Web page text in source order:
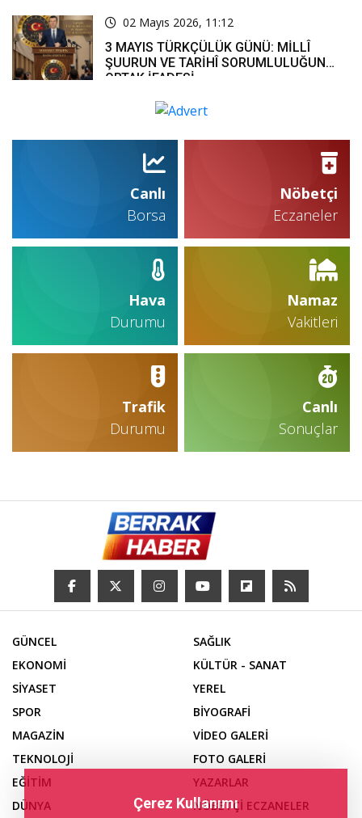
02 Mayıs 2026, 11:12
3 MAYIS TÜRKÇÜLÜK GÜNÜ: MİLLÎ
ŞUURUN VE TARİHÎ SORUMLULUĞUN
ORTAK İFADESİ
Canlı
Borsa
Nöbetçi
Eczaneler
Hava
Durumu
Namaz
Vakitleri
Trafik
Durumu
Canlı
Sonuçlar
GÜNCEL
EKONOMİ
SİYASET
SPOR
MAGAZİN
TEKNOLOJİ
EĞİTİM
DÜNYA
SAĞLIK
KÜLTÜR - SANAT
YEREL
BİYOGRAFİ
VİDEO GALERİ
FOTO GALERİ
YAZARLAR
NÖBETÇİ ECZANELER
Çerez Kullanımı